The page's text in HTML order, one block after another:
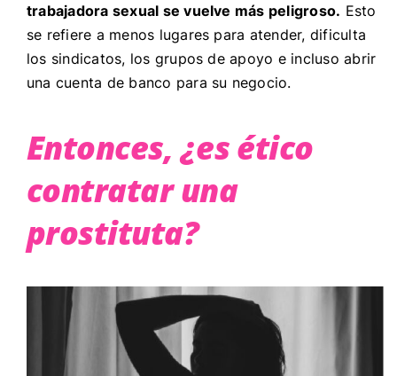
trabajadora sexual se vuelve más peligroso. Esto
se refiere a menos lugares para atender, dificulta
los sindicatos, los grupos de apoyo e incluso abrir
una cuenta de banco para su negocio.
Entonces, ¿es ético
contratar una
prostituta?